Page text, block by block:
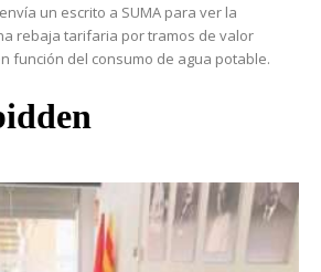
un escrito a SUMA para ver la
rebaja tarifaria por tramos de valor
función del consumo de agua potable.